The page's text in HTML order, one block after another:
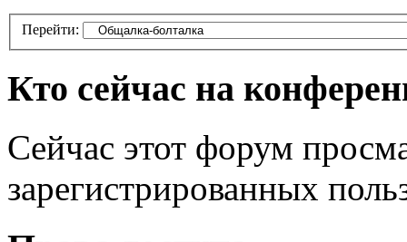
Перейти:
Кто сейчас на
Сейчас этот форум
зарегистрированных